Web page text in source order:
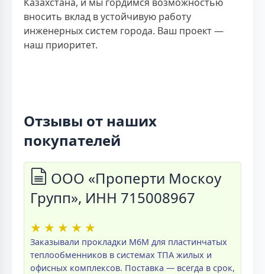
вносить вклад в устойчивую работу
инженерных систем города. Ваш проект —
наш приоритет.
Отзывы от наших
покупателей
ООО «Проперти Москоу
Групп», ИНН 715008967
★ ★ ★ ★ ★
Заказывали прокладки M6M для пластинчатых
теплообменников в системах ТПА жилых и
офисных комплексов. Поставка — всегда в срок,